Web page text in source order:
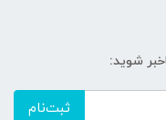
شوید:
ثبت‌نام